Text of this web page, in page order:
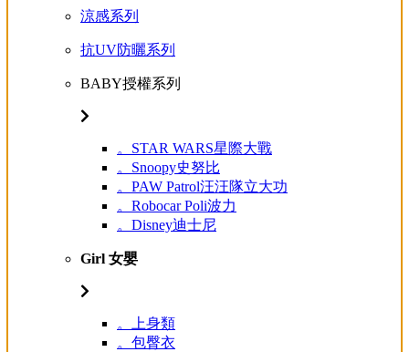
涼感系列
抗UV防曬系列
BABY授權系列
。STAR WARS星際大戰
。Snoopy史努比
。PAW Patrol汪汪隊立大功
。Robocar Poli波力
。Disney迪士尼
Girl 女嬰
。上身類
。包臀衣